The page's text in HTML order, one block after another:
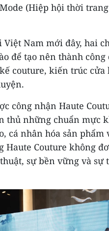
(Hiệp hội thời
Nam mới đây, hai
để tạo nên thành công
couture, kiến trúc cửa
công nhận Haute
thủ những chuẩn mực
cá nhân hóa sản phẩm
Haute Couture không
sự bền vững và sự